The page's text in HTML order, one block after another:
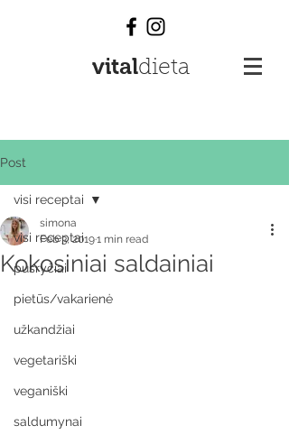
vitaldieta
Post
visi receptai
pusryčiai
pietūs/vakarienė
užkandžiai
vegetariški
veganiški
saldumynai
visi receptai
Kokosiniai saldainiai
simona
Feb 3, 20191 min read